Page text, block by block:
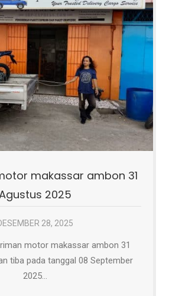
makassar ambon 31
2025
28, 2025
motor makassar ambon 31
tiba pada tanggal 08 September
2025…